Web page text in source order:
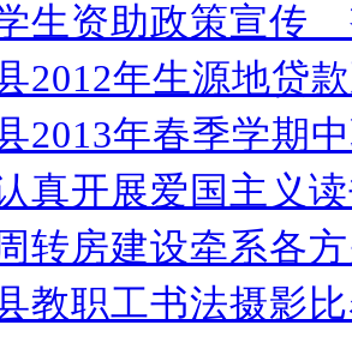
生资助政策宣传
2012年生源地贷
2013年春季学期
真开展爱国主义
转房建设牵系各
教职工书法摄影